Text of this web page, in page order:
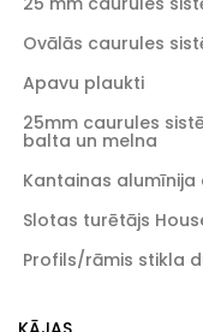
Ovālās caurules
Apavu plaukti
25mm caurules
balta un melna
Kantainas alumīnija
Slotas turētājs
Profils/rāmis stikla